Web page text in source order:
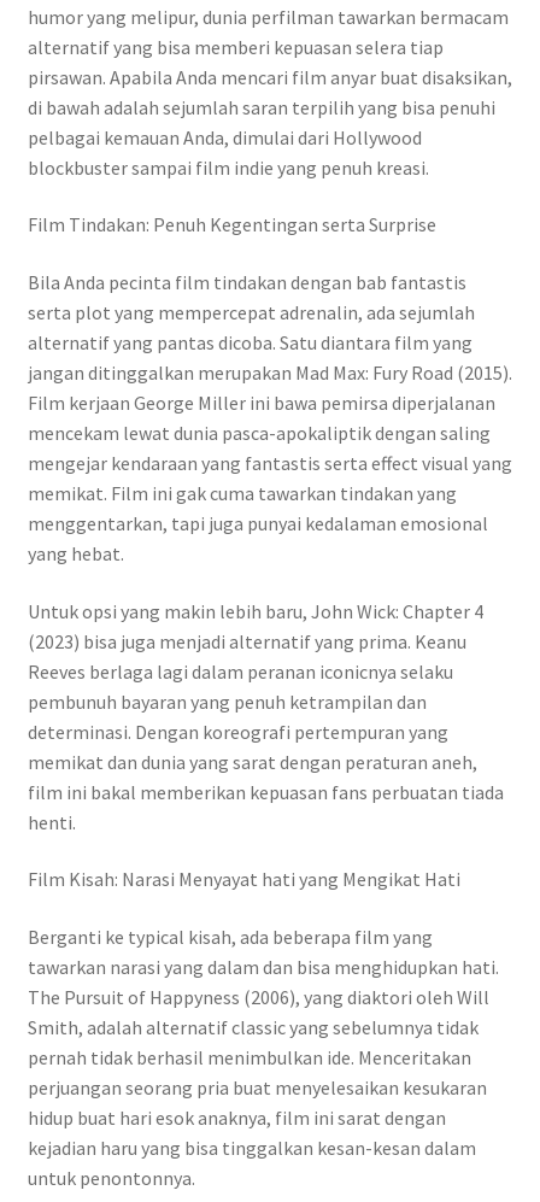
humor yang melipur, dunia perfilman tawarkan bermacam
alternatif yang bisa memberi kepuasan selera tiap
pirsawan. Apabila Anda mencari film anyar buat disaksikan,
di bawah adalah sejumlah saran terpilih yang bisa penuhi
pelbagai kemauan Anda, dimulai dari Hollywood
blockbuster sampai film indie yang penuh kreasi.
Film Tindakan: Penuh Kegentingan serta Surprise
Bila Anda pecinta film tindakan dengan bab fantastis
serta plot yang mempercepat adrenalin, ada sejumlah
alternatif yang pantas dicoba. Satu diantara film yang
jangan ditinggalkan merupakan Mad Max: Fury Road (2015).
Film kerjaan George Miller ini bawa pemirsa diperjalanan
mencekam lewat dunia pasca-apokaliptik dengan saling
mengejar kendaraan yang fantastis serta effect visual yang
memikat. Film ini gak cuma tawarkan tindakan yang
menggentarkan, tapi juga punyai kedalaman emosional
yang hebat.
Untuk opsi yang makin lebih baru, John Wick: Chapter 4
(2023) bisa juga menjadi alternatif yang prima. Keanu
Reeves berlaga lagi dalam peranan iconicnya selaku
pembunuh bayaran yang penuh ketrampilan dan
determinasi. Dengan koreografi pertempuran yang
memikat dan dunia yang sarat dengan peraturan aneh,
film ini bakal memberikan kepuasan fans perbuatan tiada
henti.
Film Kisah: Narasi Menyayat hati yang Mengikat Hati
Berganti ke typical kisah, ada beberapa film yang
tawarkan narasi yang dalam dan bisa menghidupkan hati.
The Pursuit of Happyness (2006), yang diaktori oleh Will
Smith, adalah alternatif classic yang sebelumnya tidak
pernah tidak berhasil menimbulkan ide. Menceritakan
perjuangan seorang pria buat menyelesaikan kesukaran
hidup buat hari esok anaknya, film ini sarat dengan
kejadian haru yang bisa tinggalkan kesan-kesan dalam
untuk penontonnya.